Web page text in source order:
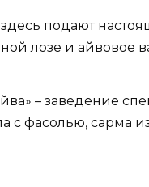
здесь подают
лозе и айвовое
– заведение
с фасолью, сарма